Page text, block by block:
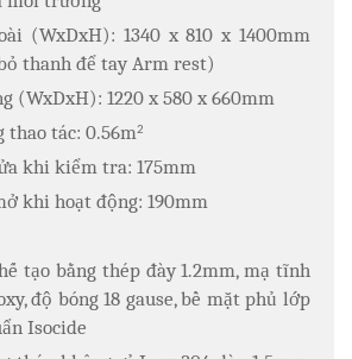
(WxDxH): 1340 x 810 x 1400mm
thanh để tay Arm rest)
(WxDxH): 1220 x 580 x 660mm
thao tác: 0.56m2
khi kiểm tra: 175mm
khi hoạt động: 190mm
tạo bằng thép đày 1.2mm, mạ tĩnh
độ bóng 18 gause, bề mặt phủ lớp
Isocide